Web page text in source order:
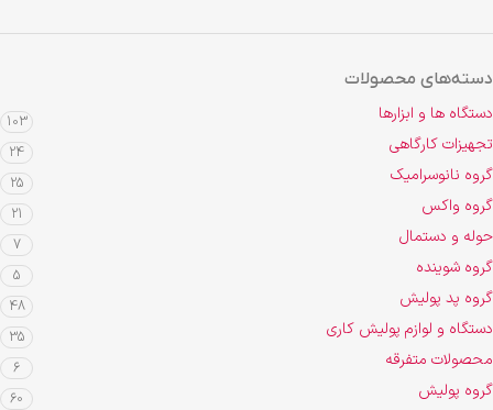
دسته‌های محصولات
دستگاه ها و ابزارها 103
تجهیزات کارگاهی 24
گروه نانوسرامیک 25
گروه واکس 21
حوله و دستمال 7
گروه شوینده 5
گروه پد پولیش 48
دستگاه و لوازم پولیش کاری 35
محصولات متفرقه 6
گروه پولیش 60